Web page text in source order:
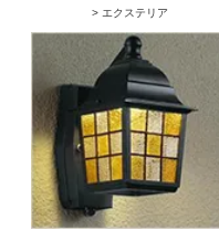
> エクステリア